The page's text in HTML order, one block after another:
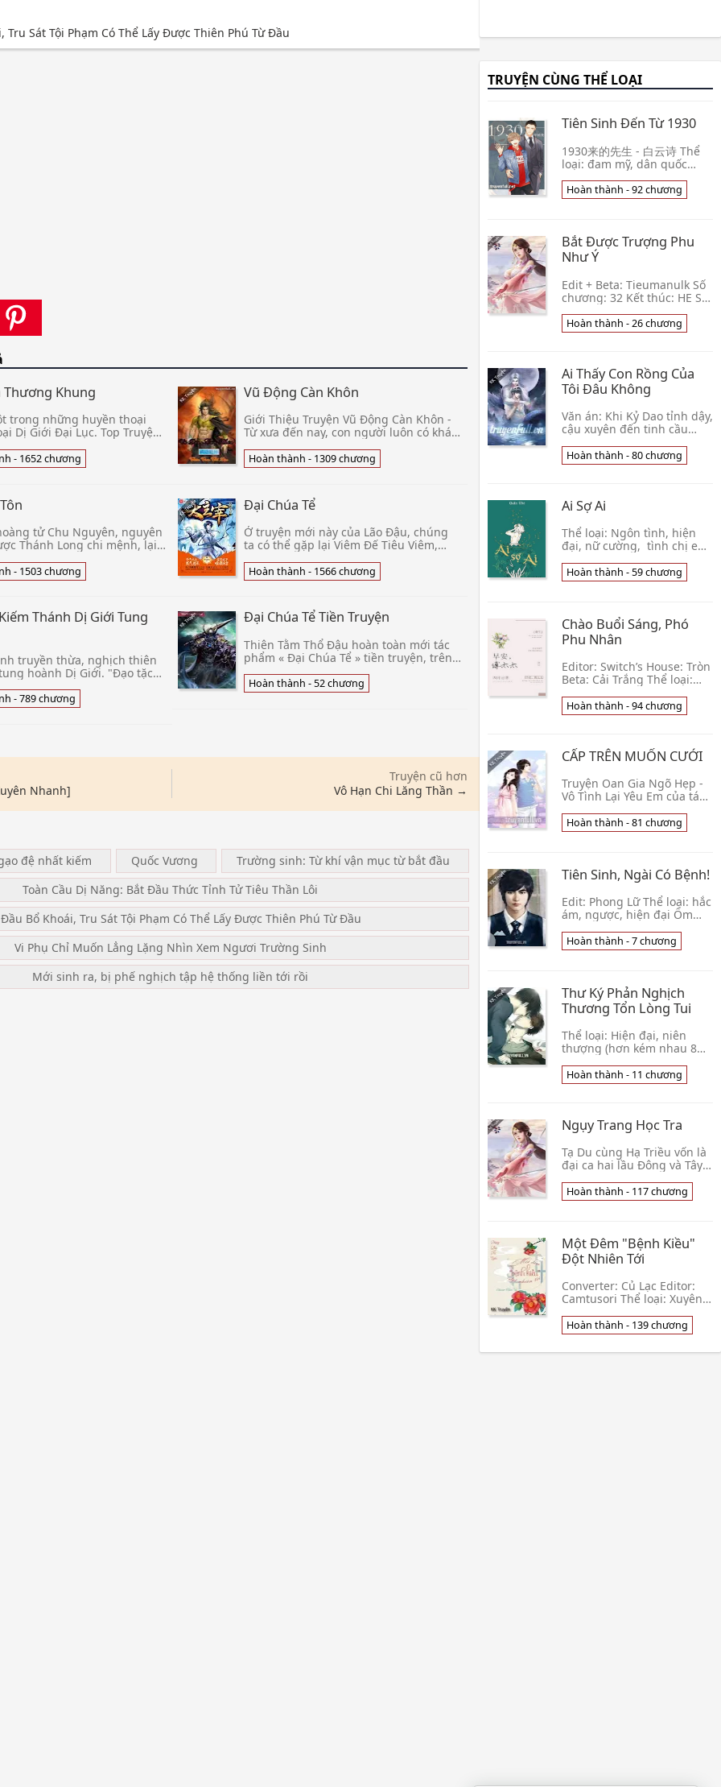
Tru Sát Tội Phạm Có Thể Lấy Được Thiên Phú Từ Đầu
Thương Khung
trong những huyền thoại
Dị Giới Đại Lục. Top Truyện
Thương Khung-148.400.
- 1652 chương
Vũ Động Càn Khôn
Giới Thiệu Truyện Vũ Động Càn Khôn -
Từ xưa đến nay, con người luôn có khát
thành công họ đã hy sinh b
Hoàn thành - 1309 chương
tử Chu Nguyên, nguyên
Thánh Long chi mệnh, lại
làm uy hiếp, mãng
- 1503 chương
Đại Chúa Tể
Ở truyện mới này của Lão Đậu, chúng
ta có thể gặp lại Viêm Đế Tiêu Viêm,
Càn Khôn Đại thiên thế giới, n
Hoàn thành - 1566 chương
Thánh Dị Giới Tung
truyền thừa, nghịch thiên
hoành Dị Giới. "Đạo tặc
Bộ trước mặt, li
- 789 chương
Đại Chúa Tể Tiền Truyện
Thiên Tằm Thổ Đậu hoàn toàn mới tác
phẩm « Đại Chúa Tể » tiền truyện, trên
Đấu Phá Thương Khung » đằng s
Hoàn thành - 52 chương
Nhanh]
Truyện cũ hơn
Vô Hạn Chi Lăng Thần →
đệ nhất kiếm Quốc Vương
Trường sinh: Từ khí vận mục từ bắt đầu
Toàn Cầu Dị Năng: Bắt Đầu Thức Tỉnh Tử Tiêu Thần Lôi
Bổ Khoái, Tru Sát Tội Phạm Có Thể Lấy Được Thiên Phú Từ Đầu
Vi Phụ Chỉ Muốn Lẳng Lặng Nhìn Xem Ngươi Trường Sinh
Mới sinh ra, bị phế nghịch tập hệ thống liền tới rồi
TRUYỆN CÙNG THỂ LOẠI
Tiên Sinh Đến Từ 1930
1930来的先生 - 白云诗 Thể
loại: đam mỹ, dân quốc
showbiz, ngọt, sủng, 1x1,
HE, có H. Số chương: 88
Hoàn thành - 92 chương
Bắt Được Trượng Phu
Như Ý
Edit + Beta: Tieumanulk Số
chương: 32 Kết thúc: HE Số
Nam áp nữ, bất quá là nhất
thời gặp dịp thì chơi, không
Hoàn thành - 26 chương
Ai Thấy Con Rồng Của
Tôi Đâu Không
Văn án:​ Khi Kỷ Dao tỉnh dậy,
cậu xuyên đến tinh cầu
nhân, không chỉ vô tình
thuần hóa được một con
Hoàn thành - 80 chương
Ai Sợ Ai
Thể loại: Ngôn tình, hiện
đại, nữ cường, tình chị em,
trí Nguồn: Tấn Giang
Chuyển ngữ: Canhthitde
Hoàn thành - 59 chương
Chào Buổi Sáng, Phó
Phu Nhân
Editor: Switch’s House: Tròn
Beta: Cải Trắng Thể loại:
duyên, Duyên trời tác hợp,
Trọng sinh, HE, Ngọt sủng,
Hoàn thành - 94 chương
CẤP TRÊN MUỐN CƯỚI
Truyện Oan Gia Ngõ Hẹp -
Vô Tình Lại Yêu Em của tác
Di và Tiêu Tranh chính xác
là một cặp đôi oan gia ngõ
Hoàn thành - 81 chương
Tiên Sinh, Ngài Có Bệnh!
Edit: Phong Lữ Thể loại: hắc
ám, ngược, hiện đại Ốm
kinh thụ (Vấn) “Thiếu gia!!
Đừng quên uống thuốc!!!!”
Hoàn thành - 7 chương
Thư Ký Phản Nghịch
Thương Tổn Lòng Tui
Thể loại: Hiện đại, niên
thượng (hơn kém nhau 8
nam, cường x cường, tình
hữu độc chung, thất niên
Hoàn thành - 11 chương
Ngụy Trang Học Tra
Tạ Du cùng Hạ Triều vốn là
đại ca hai lầu Đông và Tây,
nước giếng không phạm
nước sông, nhưng lên đến
Hoàn thành - 117 chương
Một Đêm "Bệnh Kiều"
Đột Nhiên Tới
Converter: Củ Lạc Editor:
Camtusori Thể loại: Xuyên
thanh mai trúc mã, (sủng,
bàn tay vàng) Độ dài: 136
chương + 👦 Phong Lưu Thư
Hoàn thành - 139 chương